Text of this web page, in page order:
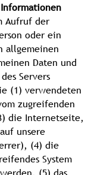
Aufruf der
oder ein
allgemeinen
Daten und
Servers
(1) verwendeten
zugreifenden
die Internetseite,
unsere
(4) die
System